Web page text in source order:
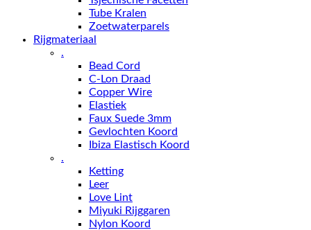
Tube Kralen
Zoetwaterparels
Rijgmateriaal
.
Bead Cord
C-Lon Draad
Copper Wire
Elastiek
Faux Suede 3mm
Gevlochten Koord
Ibiza Elastisch Koord
.
Ketting
Leer
Love Lint
Miyuki Rijggaren
Nylon Koord